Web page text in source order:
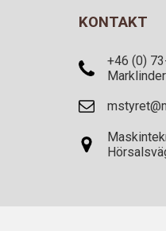
KONTAKT
+46 (0)
Marklinder